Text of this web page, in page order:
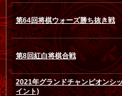
第64回将棋ウォーズ勝ち抜き戦
第8回紅白将棋合戦
2021年グランドチャンピオンシ
イント)